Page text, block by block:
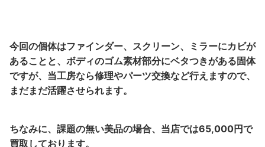
今回の個体はファインダー、スクリーン、ミラーにカビが
あることと、ボディのゴム素材部分にベタつきがある固体
ですが、当工房なら修理やパーツ交換など行えますので、
まだまだ活躍させられます。
ちなみに、課題の無い美品の場合、当店では65,000円で
買取しております。